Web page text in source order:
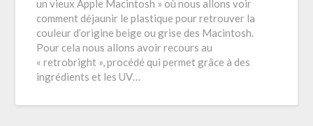
un vieux Apple Macintosh » où nous allons voir
comment déjaunir le plastique pour retrouver la
couleur d’origine beige ou grise des Macintosh.
Pour cela nous allons avoir recours au
« retrobright », procédé qui permet grâce à des
ingrédients et les UV…